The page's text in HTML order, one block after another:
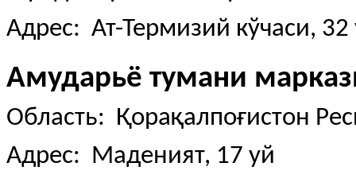
Адрес: Ат-Термизий кўчаси, 32
Амударьё тумани
Область: Қорақалпоғистон
Адрес: Маденият, 17 уй